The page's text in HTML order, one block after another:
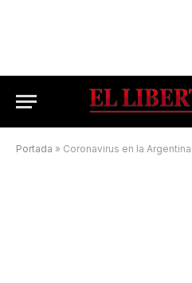
Portada » Coronavirus en la Argentina: